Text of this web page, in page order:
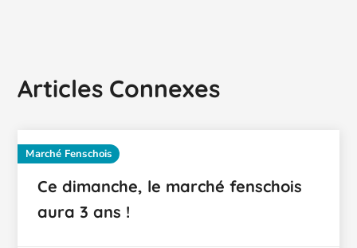
Articles Connexes
Marché Fenschois
Ce dimanche, le marché fenschois
aura 3 ans !